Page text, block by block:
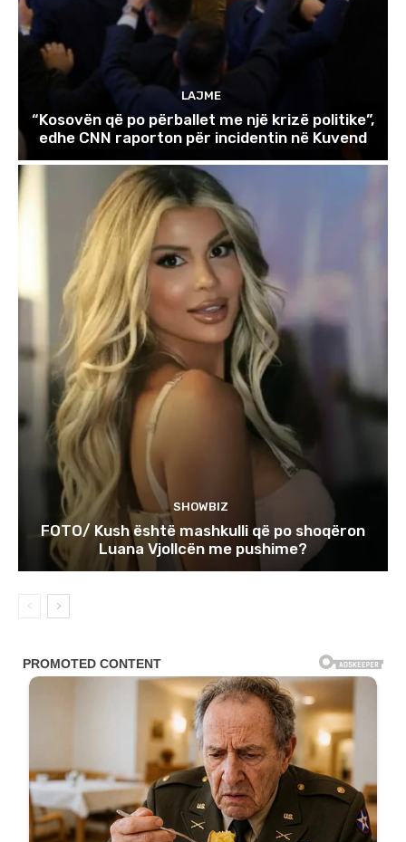
LAJME
“Kosovën që po përballet me një krizë politike”,
edhe CNN raporton për incidentin në Kuvend
SHOWBIZ
FOTO/ Kush është mashkulli që po shoqëron
Luana Vjollcën me pushime?